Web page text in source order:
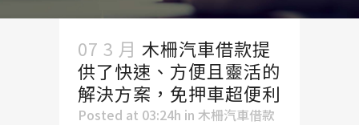
07 3 月 木柵汽車借款提
供了快速、方便且靈活的
解決方案，免押車超便利
Posted at 03:24h in 木柵汽車借款